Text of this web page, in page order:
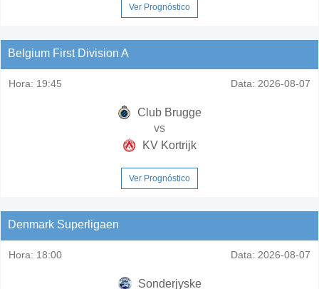
Ver Prognóstico
Belgium First Division A
Hora: 19:45 Data: 2026-08-07
Club Brugge
vs
KV Kortrijk
Ver Prognóstico
Denmark Superligaen
Hora: 18:00 Data: 2026-08-07
Sonderjyske